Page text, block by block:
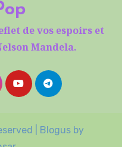
de vos espoirs et
Mandela.
Blogus by